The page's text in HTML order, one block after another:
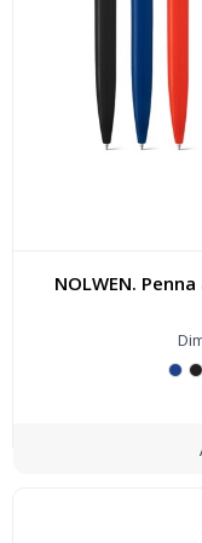
NOLWEN.